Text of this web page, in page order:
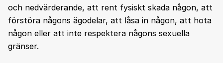
och nedvärderande, att rent fysiskt skada någon, att
förstöra någons ägodelar, att låsa in någon, att hota
någon eller att inte respektera någons sexuella
gränser.